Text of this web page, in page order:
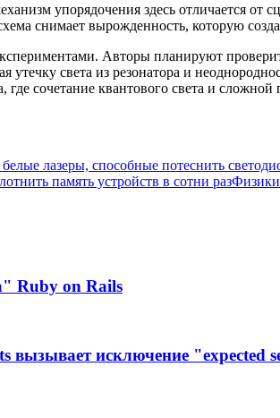
упорядочения здесь отличается
снимает вырожденность, которую
Авторы планируют
утечку света из резонатора и
где сочетание квантового света и
лазеры, способные потеснить
память устройств в сотни разФизики
Ruby on Rails
вызывает исключение "expected